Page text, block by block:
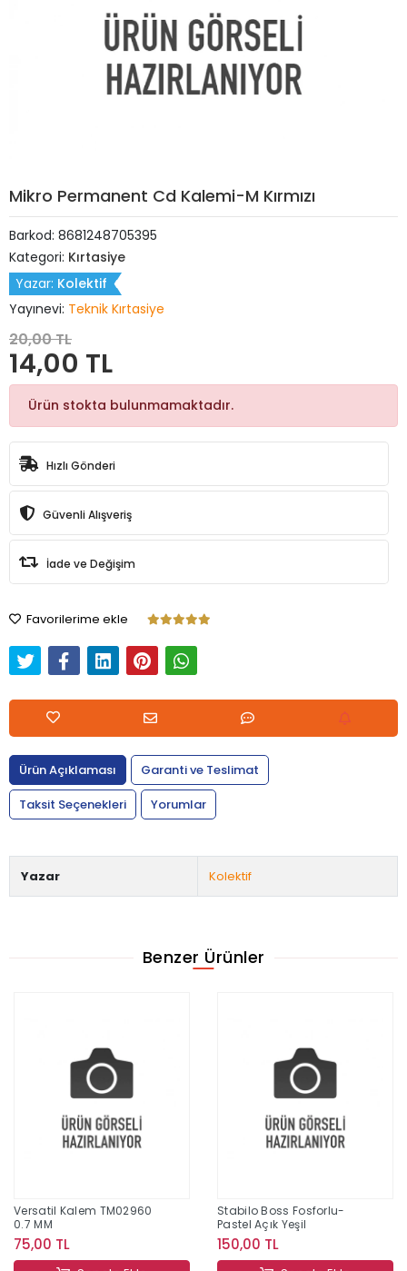
Mikro Permanent Cd Kalemi-M Kırmızı
Barkod: 8681248705395
Kategori: Kırtasiye
Yazar: Kolektif
Yayınevi: Teknik Kırtasiye
20,00 TL
14,00 TL
Ürün stokta bulunmamaktadır.
Hızlı Gönderi
Güvenli Alışveriş
İade ve Değişim
Favorilerime ekle
Ürün Açıklaması
Garanti ve Teslimat
Taksit Seçenekleri
Yorumlar
Yazar Kolektif
Benzer Ürünler
Versatil Kalem TM02960
0.7 MM
75,00 TL
Stabilo Boss Fosforlu-
Pastel Açık Yeşil
150,00 TL